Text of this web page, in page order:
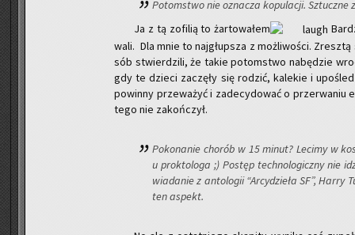
Po­tom­stwo nie ozna­cza ko­pu­la­cji. Sztucz­ne
Ja z tą zo­fi­lią to żar­to­wa­łem
wa­li. Dla mnie to naj­głup­sza z moż­li­wo­ści.
sób stwier­dzi­li, że takie po­tom­stwo na­bę­dzie
gdy te dzie­ci za­czę­ły się ro­dzić, ka­le­kie i
po­win­ny prze­wa­żyć i za­de­cy­do­wać o prze­rwa­niu
tego nie za­koń­czył.
Po­ko­na­nie cho­rób w 15 minut? Le­ci­my w
u prok­to­lo­ga ;) Po­stęp tech­no­lo­gicz­ny nie
wia­da­nie z an­to­lo­gii “Ar­cy­dzie­ła SF”,
ten aspekt.